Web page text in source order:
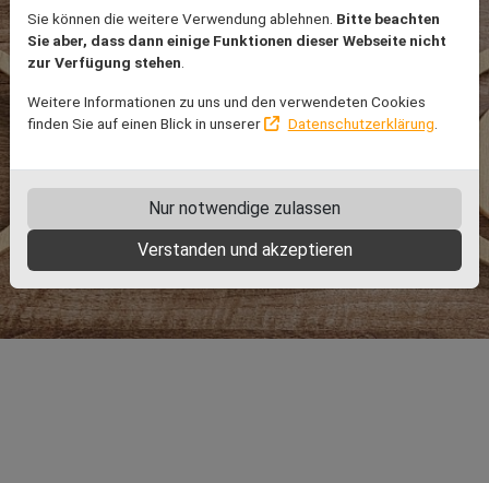
Sie können die weitere Verwendung ablehnen. Bitte beachten
Sie aber, dass dann einige Funktionen dieser Webseite nicht
zur Verfügung stehen.
Weitere Informationen zu uns und den verwendeten Cookies
finden Sie auf einen Blick in unserer
Datenschutzerklärung.
Nur notwendige zulassen
Verstanden und akzeptieren